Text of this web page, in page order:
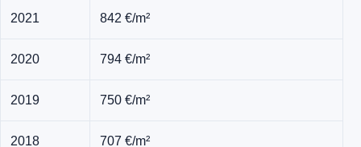
2021 842 €/m²
2020 794 €/m²
2019 750 €/m²
2018 707 €/m²